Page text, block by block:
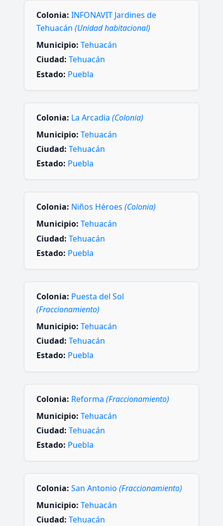
Colonia: INFONAVIT Jardines de
Tehuacán (Unidad habitacional)
Municipio: Tehuacán
Ciudad: Tehuacán
Estado: Puebla
Colonia: La Arcadia (Colonia)
Municipio: Tehuacán
Ciudad: Tehuacán
Estado: Puebla
Colonia: Niños Héroes (Colonia)
Municipio: Tehuacán
Ciudad: Tehuacán
Estado: Puebla
Colonia: Puesta del Sol
(Fraccionamiento)
Municipio: Tehuacán
Ciudad: Tehuacán
Estado: Puebla
Colonia: Reforma (Fraccionamiento)
Municipio: Tehuacán
Ciudad: Tehuacán
Estado: Puebla
Colonia: San Antonio (Fraccionamiento)
Municipio: Tehuacán
Ciudad: Tehuacán